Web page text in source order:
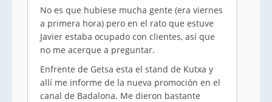
No es que hubiese mucha gente (era viernes
a primera hora) pero en el rato que estuve
Javier estaba ocupado con clientes, así que
no me acerque a preguntar.
Enfrente de Getsa esta el stand de Kutxa y
allí me informe de la nueva promoción en el
canal de Badalona. Me dieron bastante